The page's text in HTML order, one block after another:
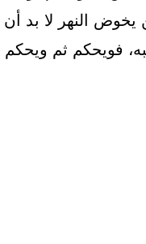
النهر لا بد
فويحكم ثم